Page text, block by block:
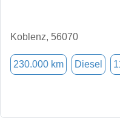
Koblenz, 56070
230.000 km Diesel